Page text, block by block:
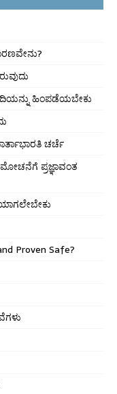
ಹಿಂಪಡೆಯಬೇಕು
ಚರ್ಚೆ
ಪ್ರಜ್ಞಾವಂತ
Proven Safe?